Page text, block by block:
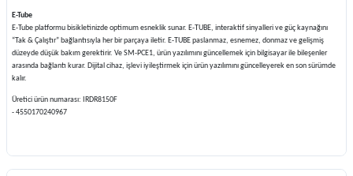
E-Tube
E-Tube platformu bisikletinizde optimum esneklik sunar. E-TUBE, interaktif sinyalleri ve güç kaynağını
“Tak & Çalıştır” bağlantısıyla her bir parçaya iletir. E-TUBE paslanmaz, esnemez, donmaz ve gelişmiş
düzeyde düşük bakım gerektirir. Ve SM-PCE1, ürün yazılımını güncellemek için bilgisayar ile bileşenler
arasında bağlantı kurar. Dijital cihaz, işlevi iyileştirmek için ürün yazılımını güncelleyerek en son sürümde
kalır.
Üretici ürün numarası: IRDR8150F
- 4550170240967